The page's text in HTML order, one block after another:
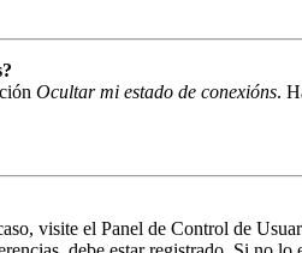
Ocultar mi estado de conexións.
visite el Panel de Control de